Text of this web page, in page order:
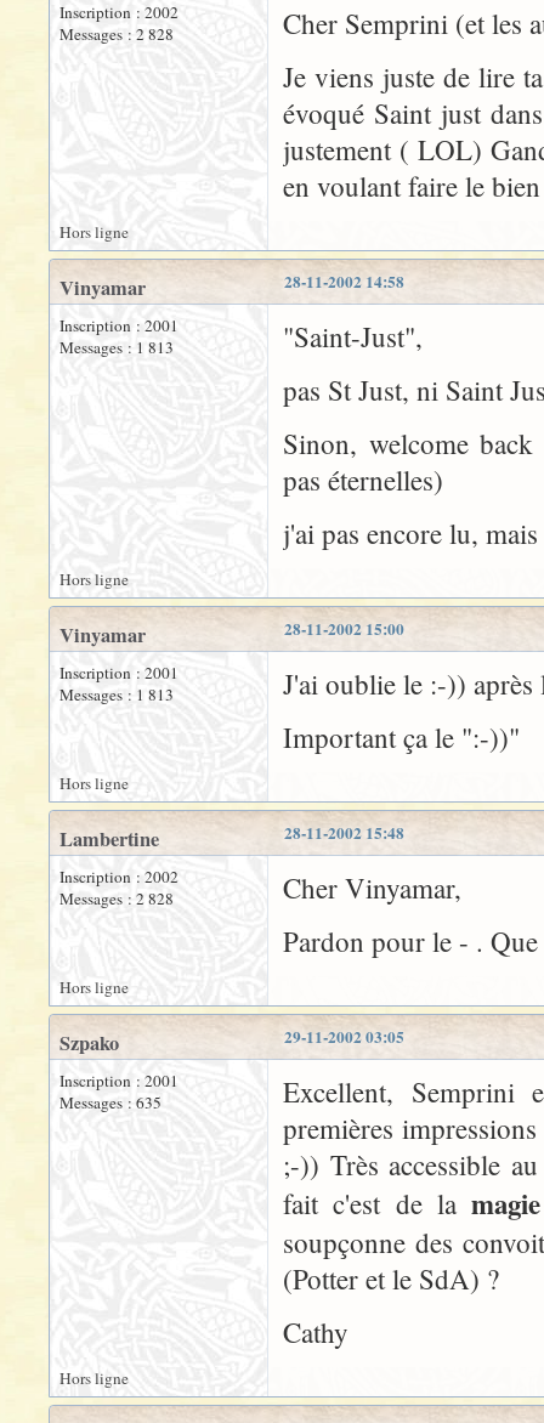
Inscription : 2002
Messages : 2 828
Cher Semprini (et les
Je viens juste de lire
évoqué Saint just
justement ( LOL)
en voulant faire le
Hors ligne
28-11-2002 14:58
Vinyamar
Inscription : 2001
Messages : 1 813
"Saint-Just",
pas St Just, ni Saint
Sinon, welcome back
pas éternelles)
j'ai pas encore lu,
Hors ligne
28-11-2002 15:00
Vinyamar
Inscription : 2001
Messages : 1 813
J'ai oublie le :-))
Important ça le ":-))"
Hors ligne
28-11-2002 15:48
Lambertine
Inscription : 2002
Messages : 2 828
Cher Vinyamar,
Pardon pour le - .
Hors ligne
29-11-2002 03:05
Szpako
Inscription : 2001
Messages : 635
Excellent,
premières
;-)) Très accessible
fait c'est de lamagie
soupçonne des
(Potter et le SdA) ?
Cathy
Hors ligne